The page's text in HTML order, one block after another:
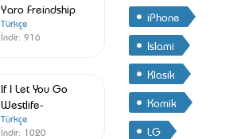
Yaro Freindship
Türkçe
İndir: 916
If I Let You Go
Westlife-
Türkçe
İndir: 1020
iPhone
Islami
Klasik
Komik
LG